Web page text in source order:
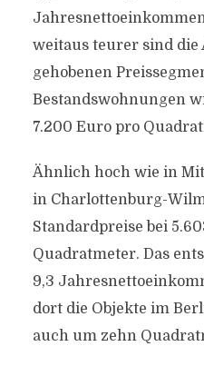
weitaus teurer sind die
gehobenen
Bestandswohnungen
7.200 Euro pro
Ähnlich hoch wie in
in Charlottenburg-
Standardpreise bei
Quadratmeter. Das
9,3
dort die Objekte im
auch um zehn